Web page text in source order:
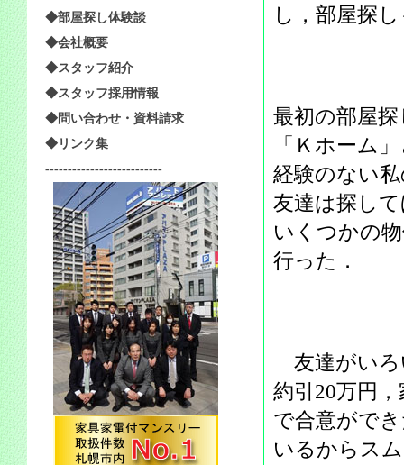
し，部屋探
最初の部屋
「Ｋホーム
経験のない
友達は探し
いくつかの
行った．
友達がいろ
約引20万円
で合意がで
いるからス
◆部屋探し体験談
◆会社概要
◆スタッフ紹介
◆スタッフ採用情報
◆問い合わせ・資料請求
◆リンク集
--------------------------